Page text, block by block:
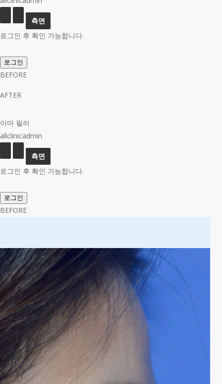
로그인 후 확인 가능합니다.
로그인
BEFORE
AFTER
이마 필러
allclinicadmin
로그인 후 확인 가능합니다.
로그인
BEFORE